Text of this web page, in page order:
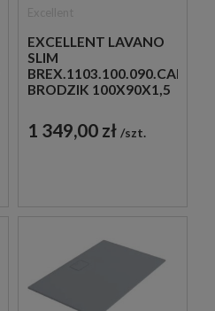
EXCELLENT LAVANO
SLIM
BREX.1103.100.090.CAN
BRODZIK 100X90X1,5
1 349,00 zł szt.